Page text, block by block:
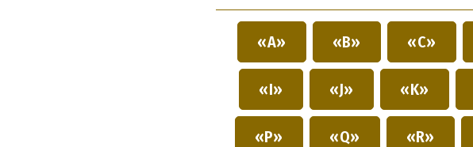
«A» «B» «C»
«I» «J» «K»
«P» «Q» «R»